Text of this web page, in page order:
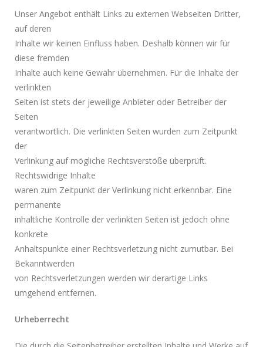
Unser Angebot enthält Links zu externen Webseiten Dritter,
auf deren
Inhalte wir keinen Einfluss haben. Deshalb können wir für
diese fremden
Inhalte auch keine Gewähr übernehmen. Für die Inhalte der
verlinkten
Seiten ist stets der jeweilige Anbieter oder Betreiber der
Seiten
verantwortlich. Die verlinkten Seiten wurden zum Zeitpunkt
der
Verlinkung auf mögliche Rechtsverstöße überprüft.
Rechtswidrige Inhalte
waren zum Zeitpunkt der Verlinkung nicht erkennbar. Eine
permanente
inhaltliche Kontrolle der verlinkten Seiten ist jedoch ohne
konkrete
Anhaltspunkte einer Rechtsverletzung nicht zumutbar. Bei
Bekanntwerden
von Rechtsverletzungen werden wir derartige Links
umgehend entfernen.
Urheberrecht